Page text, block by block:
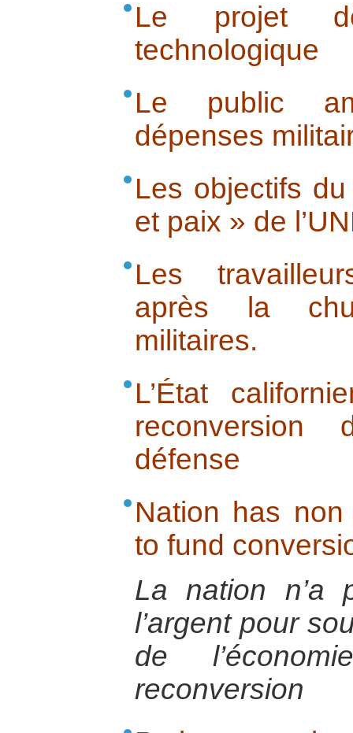
Le projet de
technologique
Le public
dépenses
Les objectifs
et paix » de
Les
après la
militaires.
L’État
défense
Nation has
to fund
La nation n’a
l’argent pour
de
reconversion